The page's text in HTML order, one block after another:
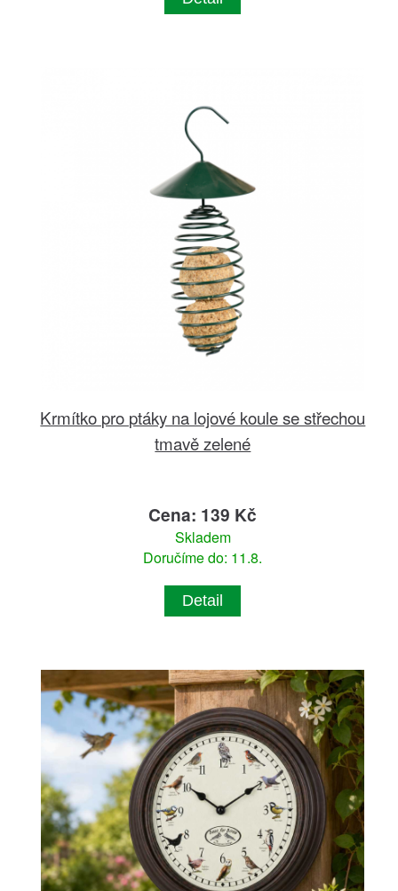
Krmítko pro ptáky na lojové koule se střechou
tmavě zelené
Cena: 139 Kč
Skladem
Doručíme do: 11.8.
Detail